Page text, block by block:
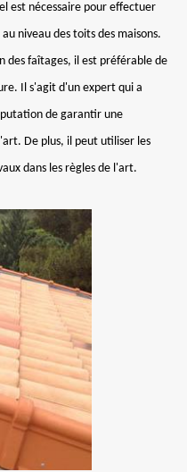
est nécessaire pour effectuer
niveau des toits des maisons.
des faîtages, il est préférable de
Il s'agit d'un expert qui a
de garantir une
De plus, il peut utiliser les
dans les règles de l'art.